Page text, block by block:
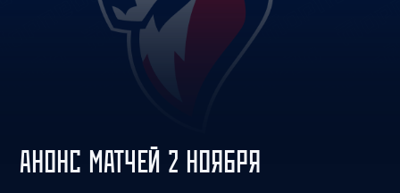
АНОНС МАТЧЕЙ 2 НОЯБРЯ